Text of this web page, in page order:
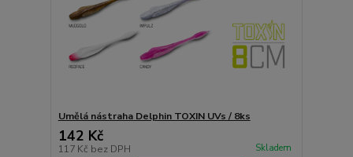
Umělá nástraha Delphin TOXIN UVs / 8ks
142 Kč
117 Kč bez DPH Skladem